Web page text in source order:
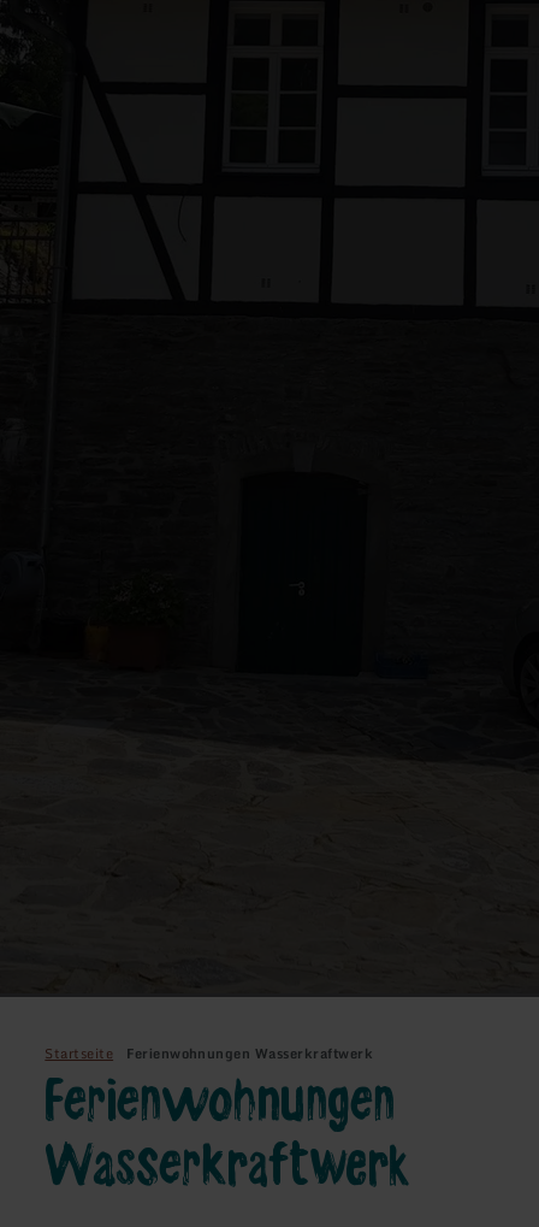
Startseite Ferienwohnungen Wasserkraftwerk
Ferienwohnungen
Wasserkraftwerk